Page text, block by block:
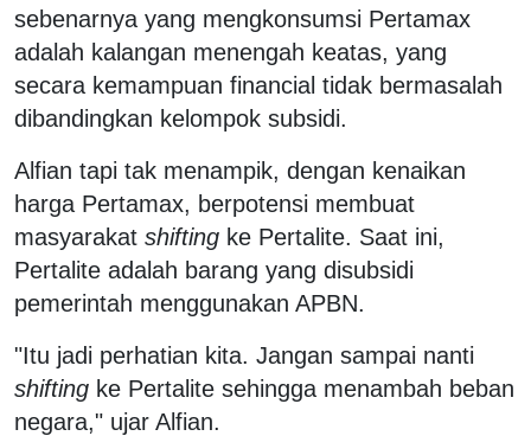
sebenarnya yang mengkonsumsi Pertamax
adalah kalangan menengah keatas, yang
secara kemampuan financial tidak bermasalah
dibandingkan kelompok subsidi.
Alfian tapi tak menampik, dengan kenaikan
harga Pertamax, berpotensi membuat
masyarakat shifting ke Pertalite. Saat ini,
Pertalite adalah barang yang disubsidi
pemerintah menggunakan APBN.
"Itu jadi perhatian kita. Jangan sampai nanti
shifting ke Pertalite sehingga menambah beban
negara," ujar Alfian.